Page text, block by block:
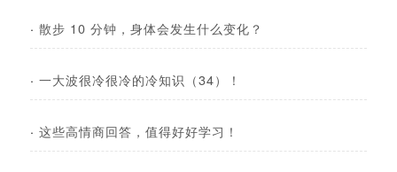
· 散步 10 分钟，身体会发生什么变化？
· 一大波很冷很冷的冷知识（34）！
· 这些高情商回答，值得好好学习！